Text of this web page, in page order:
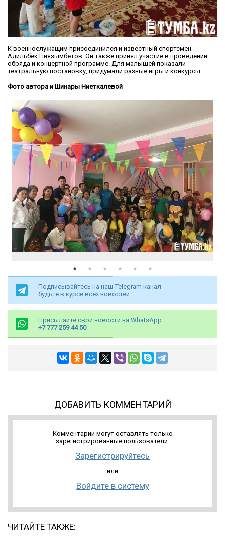
К военнослужащим присоединился и известный спортсмен
Адильбек Ниязымбетов. Он также принял участие в проведении
обряда и концертной программе. Для малышей показали
театральную постановку, придумали разные игры и конкурсы.
Фото автора и Шинары Ниеткалевой
Подписывайтесь на наш Telegram канал -
будьте в курсе всех новостей
Присылайте свои новости на WhatsApp
+7 777 259 44 50
ДОБАВИТЬ КОММЕНТАРИЙ
Комментарии могут оставлять только
зарегистрированные пользователи.
Зарегистрируйтесь
или
Войдите в систему
ЧИТАЙТЕ ТАКЖЕ: